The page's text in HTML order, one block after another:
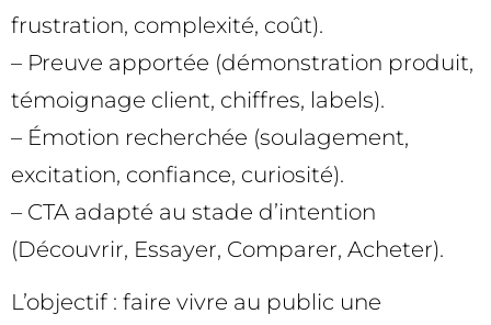
frustration, complexité, coût).
– Preuve apportée (démonstration produit,
témoignage client, chiffres, labels).
– Émotion recherchée (soulagement,
excitation, confiance, curiosité).
– CTA adapté au stade d’intention
(Découvrir, Essayer, Comparer, Acheter).
L’objectif : faire vivre au public une